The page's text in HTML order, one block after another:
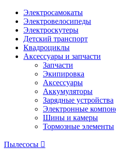
Электросамокаты
Электровелосипеды
Электроскутеры
Детский транспорт
Квадроциклы
Аксессуары и запчасти
Запчасти
Экипировка
Аксессуары
Аккумуляторы
Зарядные устройства
Электронные
Шины и камеры
Тормозные элементы
Пылесосы